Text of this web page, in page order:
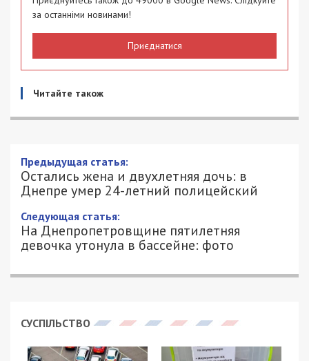
за останніми новинами!
Приєднатися
Читайте також
Остались жена и двухлетняя дочь: в
Днепре умер 24-летний полицейский
18/07/2020 - 11:13
АЛЕКСАНДР КЛИМОВ - СПЕЦИАЛЬНО
ДЛЯ 49000.COM.UA
В Днепре из-за сложной болезни умер 24-летний
Днепропетровской области.
Патрульная полиция в скорби – из-за сложной